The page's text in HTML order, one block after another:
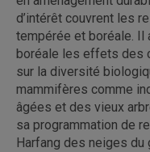
d’intérêt couvrent les
tempérée et boréale. Il
boréale les effets des
sur la diversité
mammifères comme
âgées et des vieux
sa programmation de
Harfang des neiges du